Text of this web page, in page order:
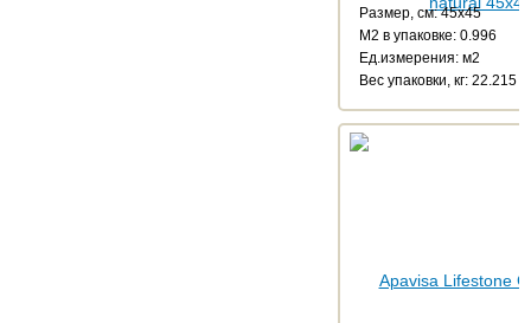
Размер, см: 45x45
М2 в упаковке: 0.996
Ед.измерения: м2
Веc упаковки, кг: 22.215